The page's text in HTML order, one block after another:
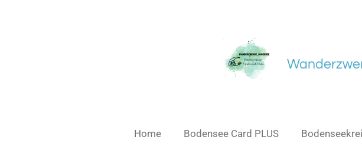
Home Bodensee Card PLUS